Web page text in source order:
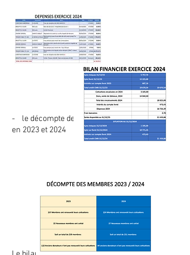
- le décompte des membres de l’association
en 2023 et 2024